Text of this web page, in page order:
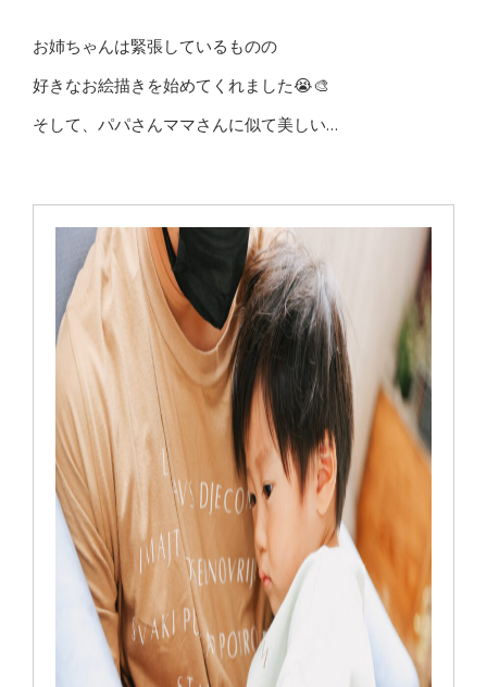
お姉ちゃんは緊張しているものの
好きなお絵描きを始めてくれました😭🎨
そして、パパさんママさんに似て美しい…